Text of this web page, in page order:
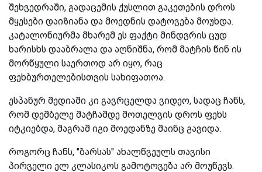
შეხვედრაში, გადაცემის ქუსლით გაკეთების დროს
მყესები დაიზიანა და მოედნის დატოვება მოუხდა.
კატალონიურმა მხარემ ეს ფაქტი მინდვრის ცუდ
ხარისხს დააბრალა და აღნიშნა, რომ მატჩის წინ ის
მორწყული საერთოდ არ იყო, რაც
ფეხბურთელებისთვის სახიფათოა.
ესპანურ მედიაში კი გავრცელდა ვიდეო, სადაც ჩანს,
რომ დემბელე მატჩამდე მოთელვის დროს ფეხს
იტკიებდა, მაგრამ იგი მოედანზე მაინც გავიდა.
როგორც ჩანს, "ბარსას" ახალწვეულს თავისი
პირველი ელ კლასიკოს გამოტოვება არ მოუწევს.